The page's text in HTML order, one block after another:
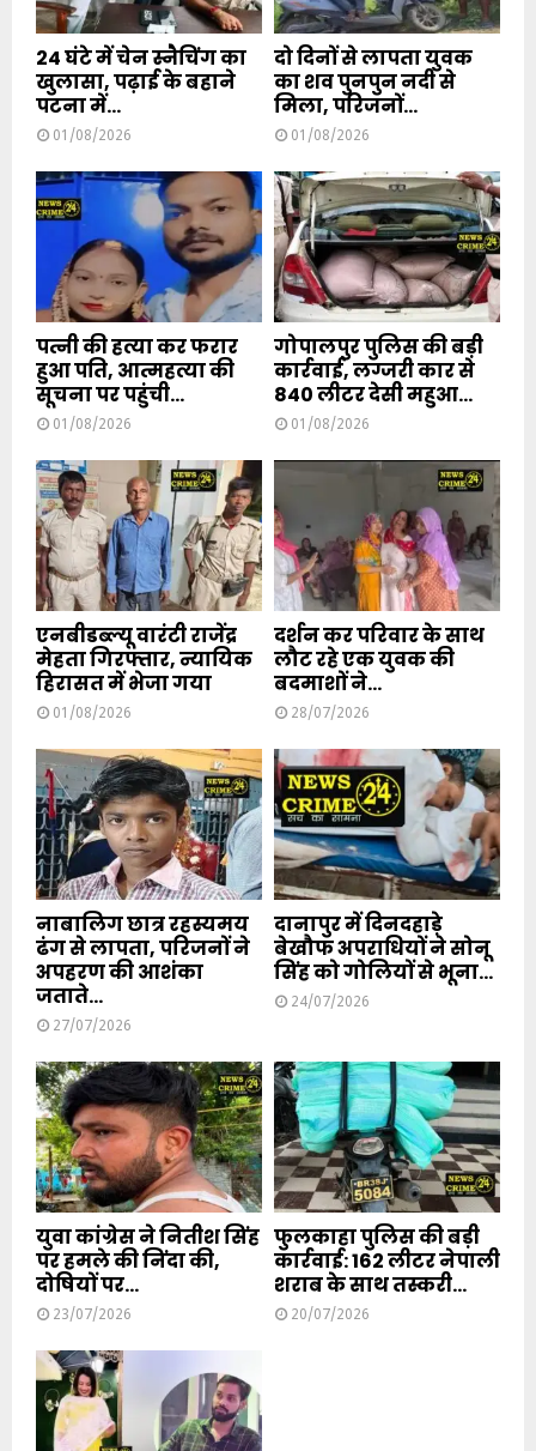
24 घंटे में चेन स्नैचिंग का
खुलासा, पढ़ाई के बहाने
पटना में...
01/08/2026
दो दिनों से लापता युवक
का शव पुनपुन नदी से
मिला, परिजनों...
01/08/2026
पत्नी की हत्या कर फरार
हुआ पति, आत्महत्या की
सूचना पर पहुंची...
01/08/2026
गोपालपुर पुलिस की बड़ी
कार्रवाई, लग्जरी कार से
840 लीटर देसी महुआ...
01/08/2026
एनबीडब्ल्यू वारंटी राजेंद्र
मेहता गिरफ्तार, न्यायिक
हिरासत में भेजा गया
01/08/2026
दर्शन कर परिवार के साथ
लौट रहे एक युवक की
बदमाशों ने...
28/07/2026
नाबालिग छात्र रहस्यमय
ढंग से लापता, परिजनों ने
अपहरण की आशंका
जताते...
27/07/2026
दानापुर में दिनदहाड़े
बेखौफ अपराधियों ने सोनू
सिंह को गोलियों से भूना...
24/07/2026
युवा कांग्रेस ने नितीश सिंह
पर हमले की निंदा की,
दोषियों पर...
23/07/2026
फुलकाहा पुलिस की बड़ी
कार्रवाई: 162 लीटर नेपाली
शराब के साथ तस्करी...
20/07/2026